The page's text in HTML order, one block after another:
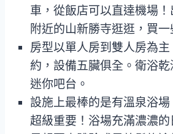
車，從飯店可以直達機場
附近的山新勝寺逛逛，買一
房型以單人房到雙人房為
約，設備五臟俱全。衛浴
迷你吧台。
設施上最棒的是有溫泉浴
超級重要！浴場充滿濃濃